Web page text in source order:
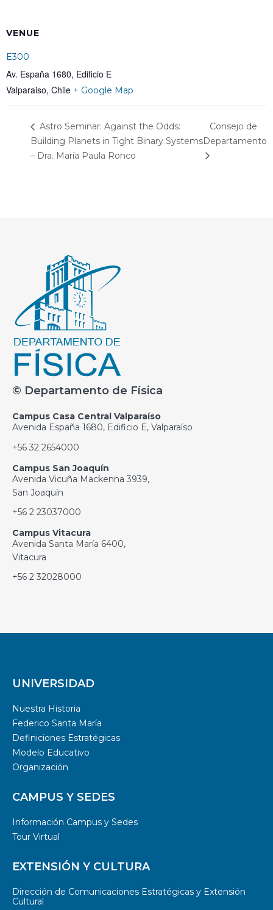
VENUE
E300
Av. España 1680, Edificio E
Valparaiso, Chile + Google Map
Astro Seminar: Against the Odds:
Building Planets in Tight Binary Systems
– Dra. María Paula Ronco
Consejo de
Departamento
© Departamento de Física
Campus Casa Central Valparaíso
Avenida España 1680, Edificio E, Valparaíso
+56 32 2654000
Campus San Joaquín
Avenida Vicuña Mackenna 3939,
San Joaquín
+56 2 23037000
Campus Vitacura
Avenida Santa María 6400,
Vitacura
+56 2 32028000
UNIVERSIDAD
Nuestra Historia
Federico Santa María
Definiciones Estratégicas
Modelo Educativo
Organización
CAMPUS Y SEDES
Información Campus y Sedes
Tour Virtual
EXTENSIÓN Y CULTURA
Dirección de Comunicaciones Estratégicas y Extensión
Cultural